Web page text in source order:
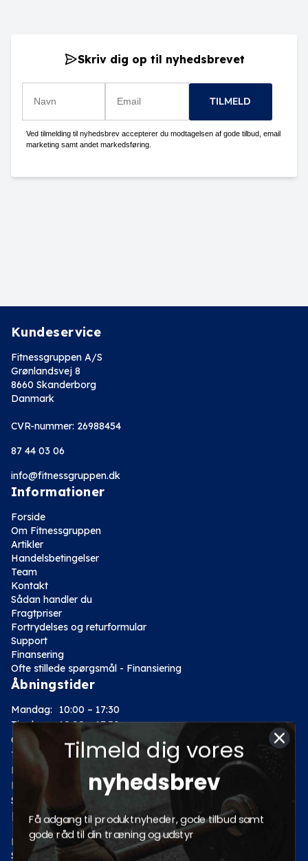
Skriv dig op til nyhedsbrevet
TILMELD
Ved tilmelding til nyhedsbrev accepterer du modtagelsen af gode tilbud, email
marketing samt andet markedsføring.
Kundeservice
Fitnessgruppen A/S
Grønlandsvej 8
8660 Skanderborg
Danmark
CVR-nummer: 26988454
87 44 03 06
info@fitnessgruppen.dk
Informationer
Forside
Om Fitnessgruppen
Artikler
Handelsbetingelser
Team
Kontakt
Sådan handler du
Fragtpriser
Fortrydelses og returformular
Support
Finansering
Ofte stillede spørgsmål - Finansiering
Åbningstider
Mandag:
10:00 – 17:30
Tirsdag: 10:00 – 17:30
Onsdag:
10:00 – 17:30
Torsdag:
10:00 – 17:30
Fredag:
10:00 – 17:30
Lørdag:
10:00 – 14:00
Søndag: Lukket
Kategorier
Motion
Styrketræning
Tilmeld dig vores
nyhedsbrev
Få adgang til produktnyheder, gode tilbud samt
gode råd til din træning og udstyr